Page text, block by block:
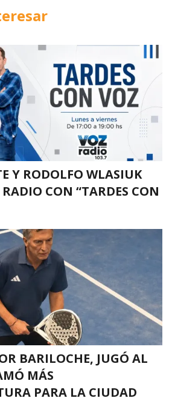
Y RODOLFO WLASIUK
CON “TARDES CON
BARILOCHE, JUGÓ AL
MÁS
PARA LA CIUDAD